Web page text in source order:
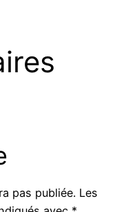
pas publiée. Les